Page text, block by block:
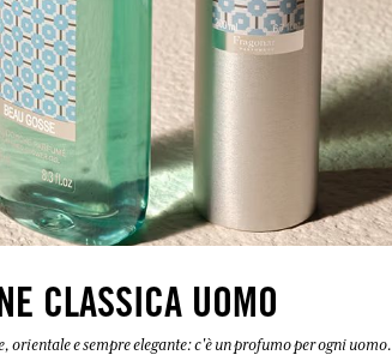
CLASSICA UOMO
orientale e sempre elegante: c'è un profumo per ogni uomo.